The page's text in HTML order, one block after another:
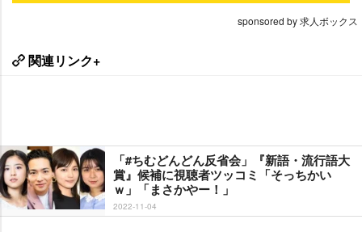
sponsored by 求人ボックス
関連リンク+
「#ちむどんどん反省会」『新語・流行語大
賞』候補に視聴者ツッコミ「そっちかい
ｗ」「まさかやー！」
2022-11-04